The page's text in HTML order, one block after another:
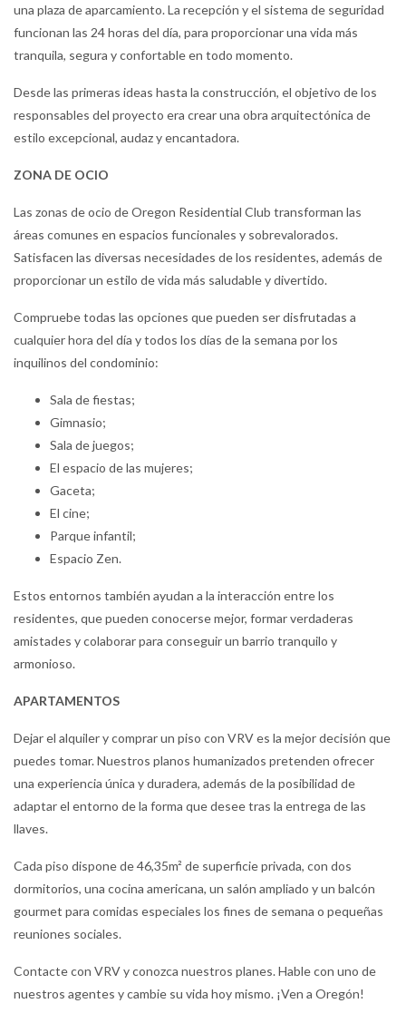
una plaza de aparcamiento. La recepción y el sistema de seguridad
funcionan las 24 horas del día, para proporcionar una vida más
tranquila, segura y confortable en todo momento.
Desde las primeras ideas hasta la construcción, el objetivo de los
responsables del proyecto era crear una obra arquitectónica de
estilo excepcional, audaz y encantadora.
ZONA DE OCIO
Las zonas de ocio de Oregon Residential Club transforman las
áreas comunes en espacios funcionales y sobrevalorados.
Satisfacen las diversas necesidades de los residentes, además de
proporcionar un estilo de vida más saludable y divertido.
Compruebe todas las opciones que pueden ser disfrutadas a
cualquier hora del día y todos los días de la semana por los
inquilinos del condominio:
Sala de fiestas;
Gimnasio;
Sala de juegos;
El espacio de las mujeres;
Gaceta;
El cine;
Parque infantil;
Espacio Zen.
Estos entornos también ayudan a la interacción entre los
residentes, que pueden conocerse mejor, formar verdaderas
amistades y colaborar para conseguir un barrio tranquilo y
armonioso.
APARTAMENTOS
Dejar el alquiler y comprar un piso con VRV es la mejor decisión que
puedes tomar. Nuestros planos humanizados pretenden ofrecer
una experiencia única y duradera, además de la posibilidad de
adaptar el entorno de la forma que desee tras la entrega de las
llaves.
Cada piso dispone de 46,35m² de superficie privada, con dos
dormitorios, una cocina americana, un salón ampliado y un balcón
gourmet para comidas especiales los fines de semana o pequeñas
reuniones sociales.
Contacte con VRV y conozca nuestros planes. Hable con uno de
nuestros agentes y cambie su vida hoy mismo. ¡Ven a Oregón!